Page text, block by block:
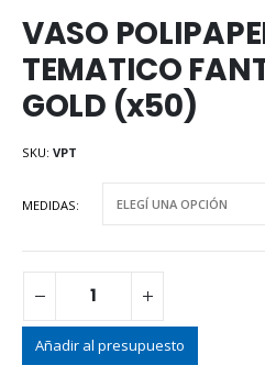
VASO
TEMATICO
GOLD (x50)
SKU: VPT
MEDIDAS
Añadir al presupuesto